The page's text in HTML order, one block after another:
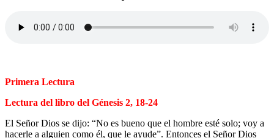
Primera Lectura
Lectura del libro del Génesis 2, 18-24
El Señor Dios se dijo: “No es bueno que el hombre esté solo; voy a
hacerle a alguien como él, que le ayude”. Entonces el Señor Dios